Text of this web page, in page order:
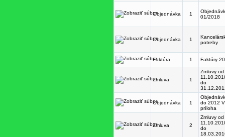
Objednávka 1
01/2018
Objednávka 1
potreby
Faktúra 1 Faktúry
Zmluva 1
Zmluvy od
do
Objednávka 1
do 2012
príloha
Zmluva 2
Zmluvy od
do